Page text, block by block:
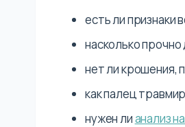
есть ли признаки
насколько
нет ли крошения,
как палец
нужен лианализ